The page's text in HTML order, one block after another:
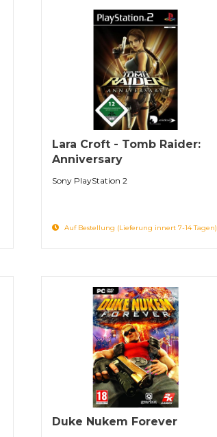
Lara Croft - Tomb Raider:
Anniversary
Sony PlayStation 2
Auf Bestellung (Lieferung innert 7-14 Tagen)
Duke Nukem Forever